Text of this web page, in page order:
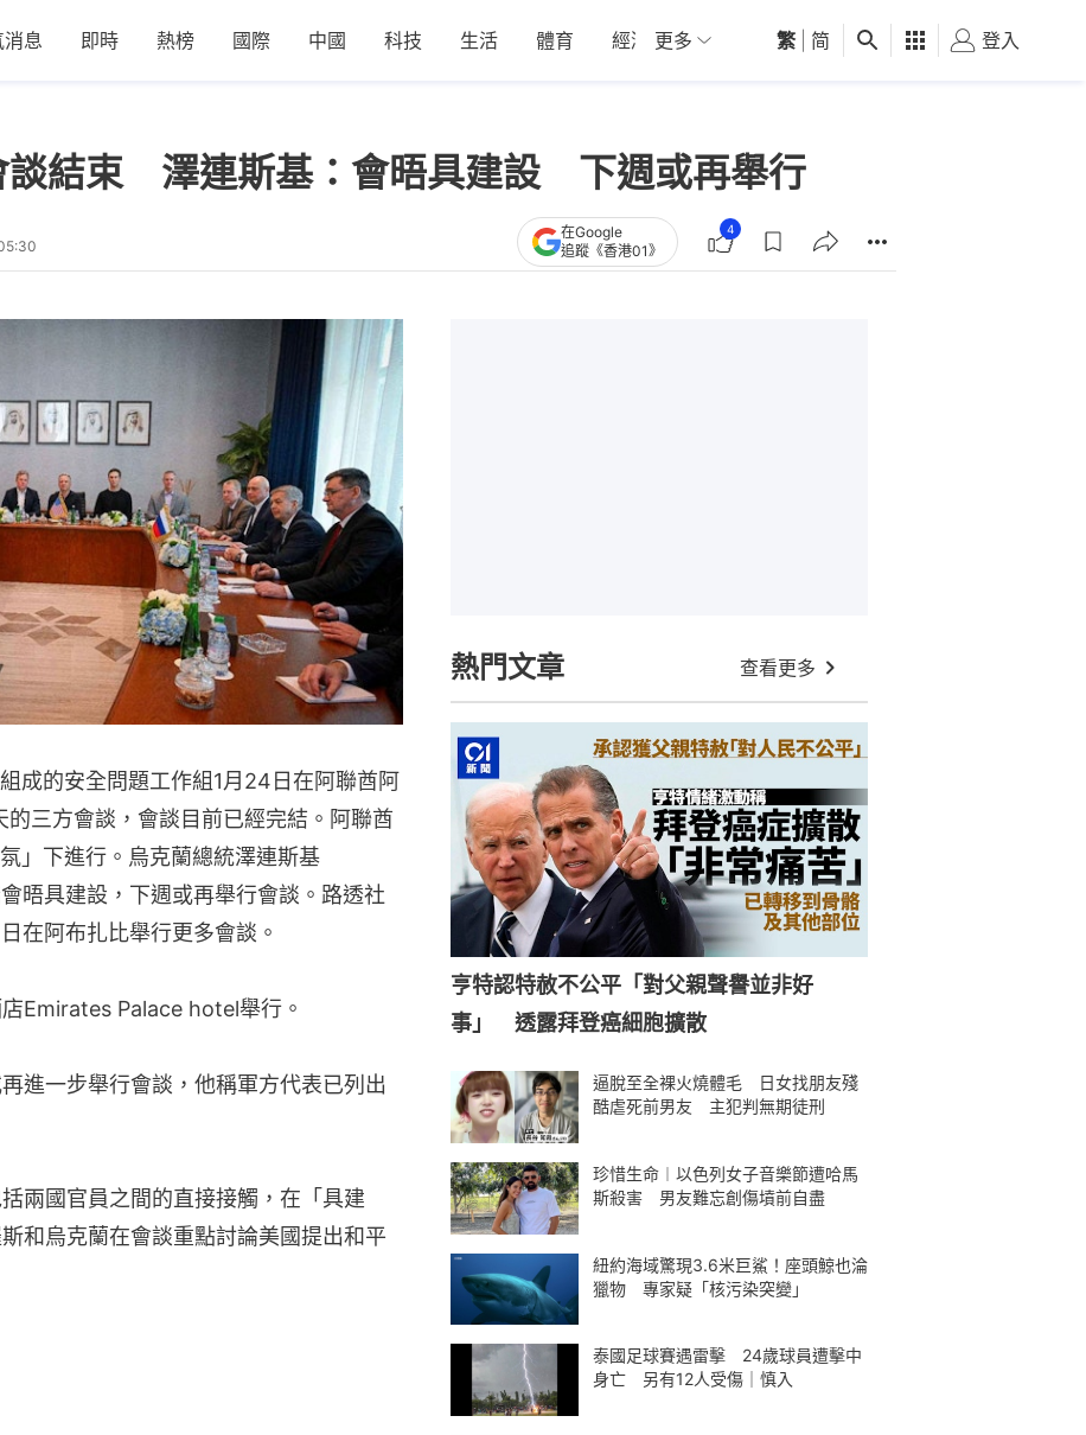
消息 即時 熱榜 國際 中國 科技 生活 體育 經濟 01深圳 觀點 健康 好食玩飛
更多 繁 简 登入
談結束 澤連斯基：會晤具建設 下週或再舉行
在Google
追蹤《香港01》
4
成的安全問題工作組1月24日在阿聯酋阿
三方會談，會談目前已經完結。阿聯酋
」下進行。烏克蘭總統澤連斯基
晤具建設，下週或再舉行會談。路透社
在阿布扎比舉行更多會談。
Emirates Palace hotel舉行。
進一步舉行會談，他稱軍方代表已列出
兩國官員之間的直接接觸，在「具建
和烏克蘭在會談重點討論美國提出和平
熱門文章 查看更多
亨特認特赦不公平「對父親聲譽並非好
事」 透露拜登癌細胞擴散
逼脫至全裸火燒體毛 日女找朋友殘
酷虐死前男友 主犯判無期徒刑
珍惜生命︱以色列女子音樂節遭哈馬
斯殺害 男友難忘創傷墳前自盡
紐約海域驚現3.6米巨鯊！座頭鯨也淪
獵物 專家疑「核污染突變」
泰國足球賽遇雷擊 24歲球員遭擊中
身亡 另有12人受傷｜慎入